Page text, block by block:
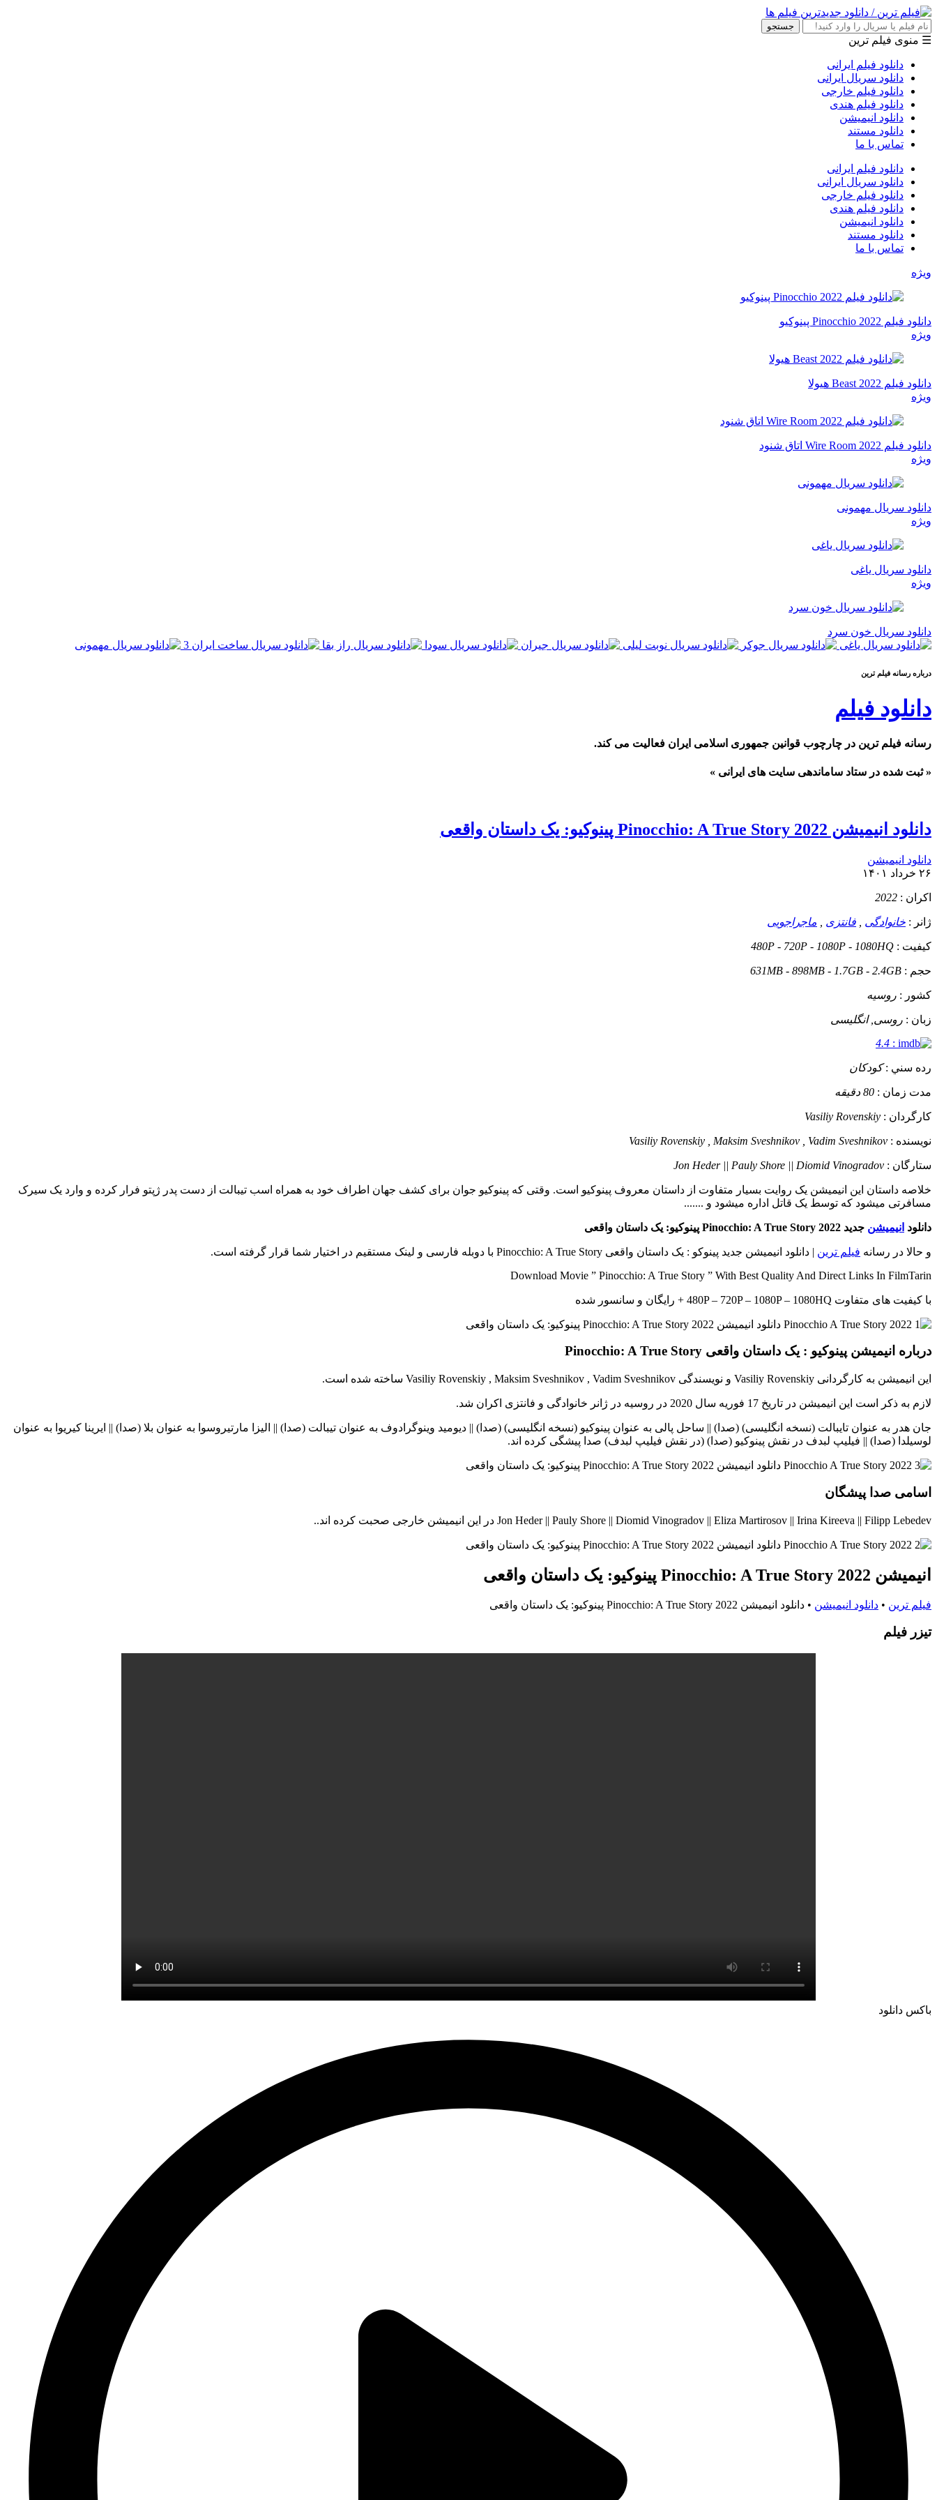
جستجو
☰ منوی فیلم ترین
دانلود فیلم ایرانی
دانلود سریال ایرانی
دانلود فیلم خارجی
دانلود فیلم هندی
دانلود انیمیشن
دانلود مستند
تماس با ما
دانلود فیلم ایرانی
دانلود سریال ایرانی
دانلود فیلم خارجی
دانلود فیلم هندی
دانلود انیمیشن
دانلود مستند
تماس با ما
ویژه
دانلود فیلم Pinocchio 2022 پینوکیو
ویژه
دانلود فیلم Beast 2022 هیولا
ویژه
دانلود فیلم Wire Room 2022 اتاق شنود
ویژه
دانلود سریال مهمونی
ویژه
دانلود سریال یاغی
ویژه
دانلود سریال خون سرد
درباره رسانه فيلم ترين
دانلود فیلم
رسانه فیلم ترین در چارچوب قوانین جمهوری اسلامی ایران فعالیت می کند.
« ثبت شده در ستاد ساماندهی سایت های ایرانی »
دانلود انیمیشن Pinocchio: A True Story 2022 پینوکیو: یک داستان واقعی
دانلود انیمیشن
۲۶ خرداد ۱۴۰۱
اکران : 2022
ژانر : خانوادگی فانتزی ماجراجویی
کيفيت : 480P - 720P - 1080P - 1080HQ
حجم : 631MB - 898MB - 1.7GB - 2.4GB
کشور : روسیه
زبان : روسی, انگلیسی
:
4.4
رده سني :کودکان
مدت زمان : 80 دقیقه
کارگردان : Vasiliy Rovenskiy
نويسنده : Vasiliy Rovenskiy , Maksim Sveshnikov , Vadim Sveshnikov
ستارگان : Jon Heder || Pauly Shore || Diomid Vinogradov
خلاصه داستان این انیمیشن یک روایت بسیار متفاوت از داستان معروف پینوکیو است. وقتی که پینوکیو جوان برای کشف جهان اطراف خود به همراه اسب تیبالت از دست پدر ژپتو فرار کرده و وارد یک سیرک
مسافرتی میشود که توسط یک قاتل اداره میشود و .......
دانلود انیمیشن جدید Pinocchio: A True Story 2022 پینوکیو: یک داستان واقعی
و حالا در رسانه فیلم ترین | دانلود انیمیشن جدید پینوکو : یک داستان واقعی Pinocchio: A True Story با دوبله فارسی و لینک مستقیم در اختیار شما قرار گرفته است.
Download Movie ” Pinocchio: A True Story ” With Best Quality And Direct Links In FilmTarin
با کیفیت های متفاوت 480P – 720P – 1080P – 1080HQ + رایگان و سانسور شده
درباره انیمیشن پینوکیو : یک داستان واقعی Pinocchio: A True Story
این انیمیشن به کارگردانی Vasiliy Rovenskiy و نویسندگی Vasiliy Rovenskiy , Maksim Sveshnikov , Vadim Sveshnikov ساخته شده است.
لازم به ذکر است این انیمیشن در تاریخ 17 فوریه سال 2020 در روسیه در ژانر خانوادگی و فانتزی اکران شد.
جان هدر به عنوان تایبالت (نسخه انگلیسی) (صدا) || ساحل پالی به عنوان پینوکیو (نسخه انگلیسی) (صدا) || دیومید وینوگرادوف به عنوان تیبالت (صدا) || الیزا مارتیروسوا به عنوان بلا (صدا) || ایرینا کیریوا به عنوان
لوسیلدا (صدا) || فیلیپ لبدف در نقش پینوکیو (صدا) (در نقش فیلیپ لبدف) صدا پیشگی کرده اند.
اسامی صدا پیشگان
Jon Heder || Pauly Shore || Diomid Vinogradov || Eliza Martirosov || Irina Kireeva || Filipp Lebedev در این انیمیشن خارجی صحبت کرده اند..
انیمیشن Pinocchio: A True Story 2022 پینوکیو: یک داستان واقعی
فیلم ترین • دانلود انیمیشن • دانلود انیمیشن Pinocchio: A True Story 2022 پینوکیو: یک داستان واقعی
تيزر فيلم
باکس دانلود